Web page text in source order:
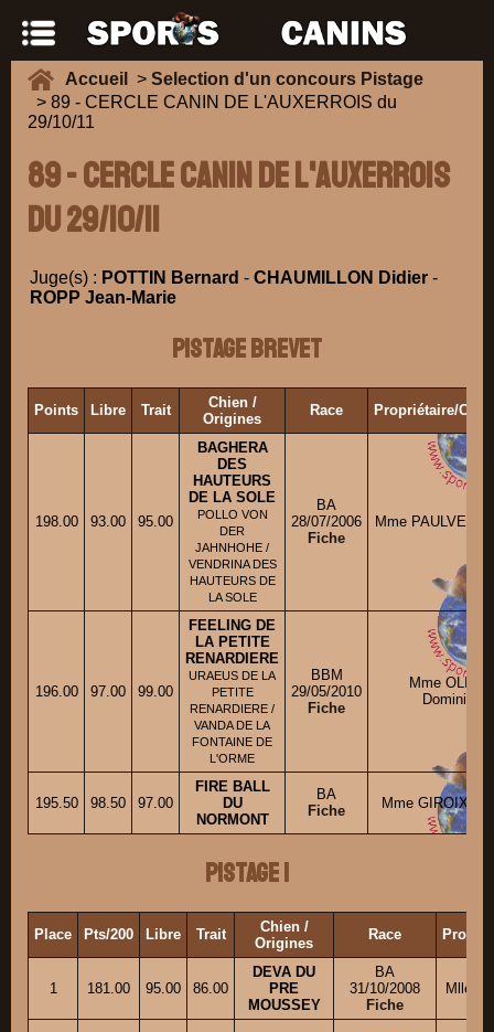
Accueil > Selection d'un concours Pistage
> 89 - CERCLE CANIN DE L'AUXERROIS du
29/10/11
89 - CERCLE CANIN DE L'AUXERROIS
du 29/10/11
Juge(s) : POTTIN Bernard - CHAUMILLON Didier -
ROPP Jean-Marie
Pistage Brevet
Points Libre Trait
Chien /
Origines
Race Propriétaire/
198.00 93.00 95.00
BAGHERA
DES
HAUTEURS
DE LA SOLE
POLLO VON
DER
JAHNHOHE /
VENDRINA DES
HAUTEURS DE
LA SOLE
BA
28/07/2006
Fiche
Mme PAULVE
196.00 97.00 99.00
FEELING DE
LA PETITE
RENARDIERE
URAEUS DE LA
PETITE
RENARDIERE /
VANDA DE LA
FONTAINE DE
L'ORME
BBM
29/05/2010
Fiche
Mme
Dominique
195.50 98.50 97.00
FIRE BALL
DU
NORMONT
BA
Fiche
Mme GIROIX
Pistage 1
Place Pts/200 Libre Trait
Chien /
Origines
Race
1 181.00 95.00 86.00
DEVA DU
PRE
MOUSSEY
BA
31/10/2008
Fiche
Mlle